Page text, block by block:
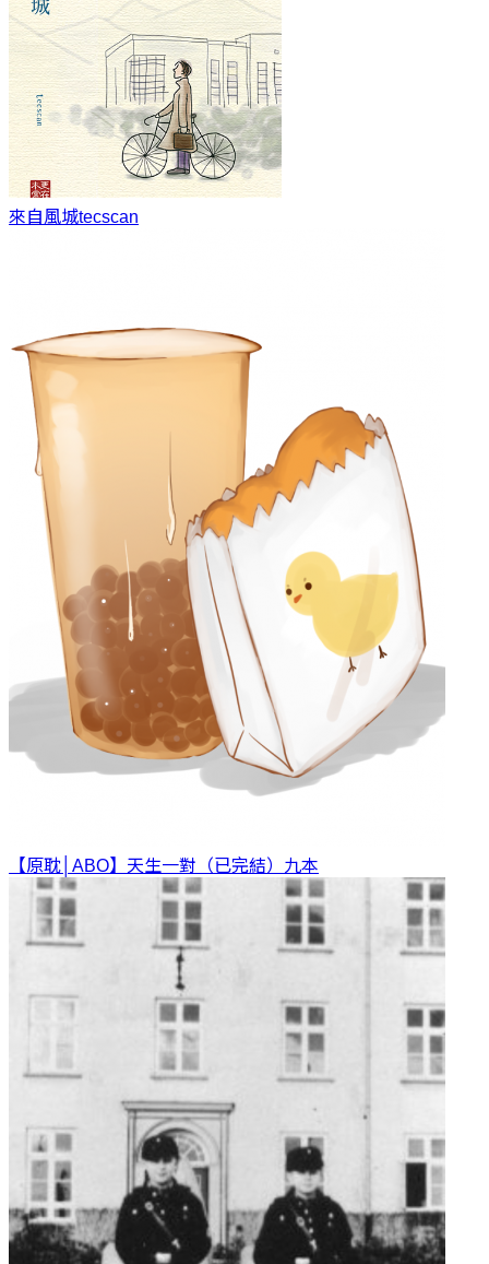
來自風城tecscan
【原耽│ABO】天生一對（已完結） 九本